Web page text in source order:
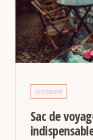
Accessoires
Sac de